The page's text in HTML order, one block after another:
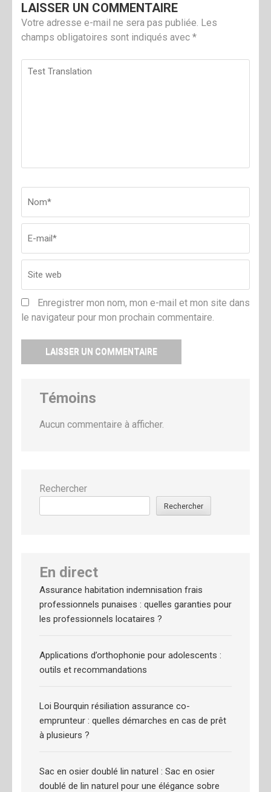
LAISSER UN COMMENTAIRE
Votre adresse e-mail ne sera pas publiée. Les
champs obligatoires sont indiqués avec *
Test
Enregistrer mon nom, mon e-mail et mon site dans
le navigateur pour mon prochain commentaire.
Témoins
Aucun commentaire à afficher.
Rechercher
Rechercher
En direct
Assurance habitation indemnisation frais
professionnels punaises : quelles garanties pour
les professionnels locataires ?
Applications d’orthophonie pour adolescents :
outils et recommandations
Loi Bourquin résiliation assurance co-
emprunteur : quelles démarches en cas de prêt
à plusieurs ?
Sac en osier doublé lin naturel : Sac en osier
doublé de lin naturel pour une élégance sobre